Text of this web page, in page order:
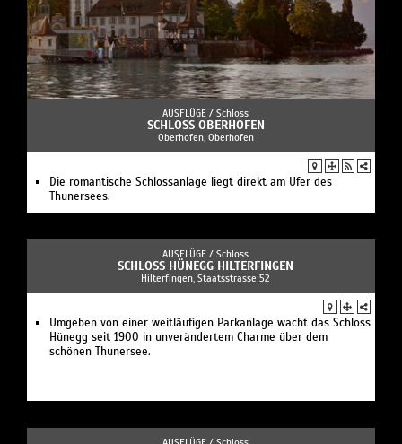
AUSFLÜGE / Schloss
SCHLOSS OBERHOFEN
Oberhofen, Oberhofen
Die romantische Schlossanlage liegt direkt am Ufer des
Thunersees.
AUSFLÜGE / Schloss
SCHLOSS HÜNEGG HILTERFINGEN
Hilterfingen, Staatsstrasse 52
Umgeben von einer weitläufigen Parkanlage wacht das Schloss
Hünegg seit 1900 in unverändertem Charme über dem
schönen Thunersee.